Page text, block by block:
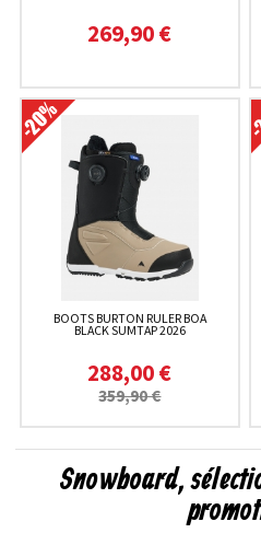
269,90 €
BOOTS BURTON RULER BOA
BLACK SUMTAP 2026
288,00 €
359,90 €
Snowboard,